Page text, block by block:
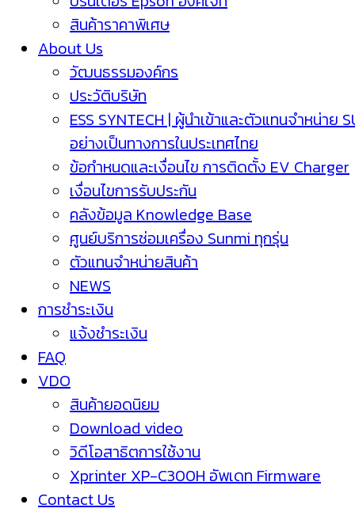
สินค้าราคาพิเศษ
About Us
วัฒนธรรมองค์กร
ประวัติบริษัท
ESS SYNTECH | ผู้นำเข้าและตัวแทนจำหน่าย
อย่างเป็นทางการในประเทศไทย
ข้อกำหนดและเงื่อนไข การติดตั้ง EV Charger
เงื่อนไขการรับประกัน
คลังข้อมูล Knowledge Base
ศูนย์บริการซ่อมเครื่อง Sunmi ทุกรุ่น
ตัวแทนจำหน่ายสินค้า
NEWS
การชำระเงิน
แจ้งชำระเงิน
FAQ
VDO
สินค้ายอดนิยม
Download video
วิดีโอสาธิตการใช้งาน
Xprinter XP-C300H อัพเดท Firmware
Contact Us